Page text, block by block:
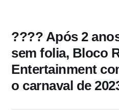
???? Após 2
sem folia, Bloco
Entertainment
o carnaval de